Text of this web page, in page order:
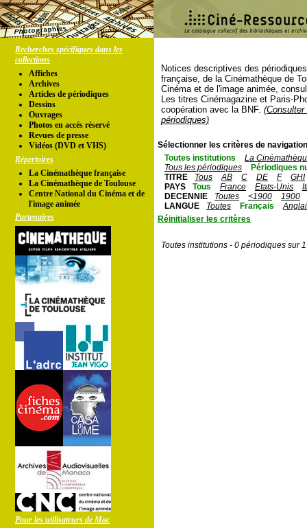
Recherches spécifiques dans les
collections
Affiches
Archives
Articles de périodiques
Dessins
Ouvrages
Photos en accés réservé
Revues de presse
Vidéos (DVD et VHS)
Répertoires
La Cinémathèque française
La Cinémathèque de Toulouse
Centre National du Cinéma et de
l'image animée
Partenaires
Pour les utilisateurs de Mac
Notices descriptives des
française, de la Cinémathèque de
Cinéma et de l'image animée,
Les titres Cinémagazine et Paris-
coopération avec la BNF.
périodiques)
Sélectionner les critères de
Toutes institutions
La
Tous les périodiques
Périodiques
TITRE
Tous AB C DE F
GHI
PAYS
Tous France Etats-Unis
DECENNIE
Toutes <1900
1900
LANGUE
Toutes Français
Réinitialiser les critères
Toutes institutions - 0 périodiques sur